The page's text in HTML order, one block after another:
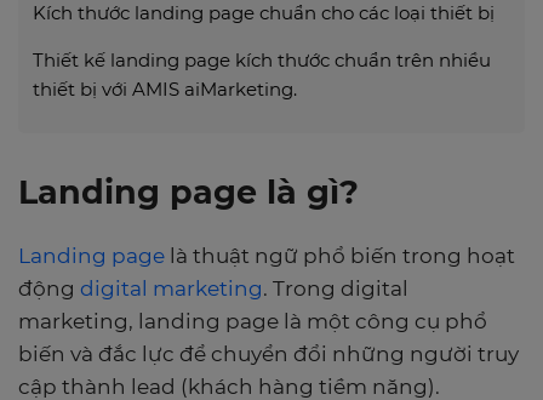
Kích thước landing page chuẩn cho các loại thiết bị
Thiết kế landing page kích thước chuẩn trên nhiều
thiết bị với AMIS aiMarketing.
Landing page là gì?
Landing page là thuật ngữ phổ biến trong hoạt
động digital marketing. Trong digital
marketing, landing page là một công cụ phổ
biến và đắc lực để chuyển đổi những người truy
cập thành lead (khách hàng tiềm năng).